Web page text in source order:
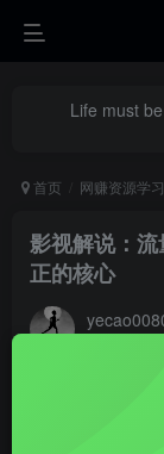
Life must
首页 网赚资源学习
影视解说：
正的核心